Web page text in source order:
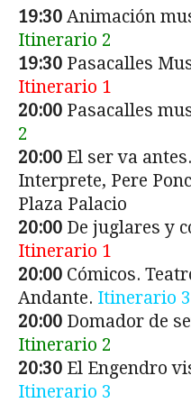
19:30 Animación
Itinerario 2
19:30 Pasacalles
Itinerario 1
20:00 Pasacalles
2
20:00 El ser va
Interprete, Pere
Plaza Palacio
20:00 De juglares y
Itinerario 1
20:00 Cómicos.
Andante. Itinerario 3
20:00 Domador de
Itinerario 2
20:30 El Engendro
Itinerario 3